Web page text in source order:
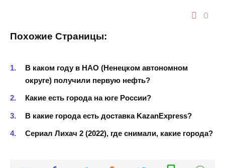
0
Похожие Страницы:
В каком году в НАО (Ненецком автономном
округе) получили первую нефть?
Какие есть города на юге России?
В какие города есть доставка KazanExpress?
Сериал Лихач 2 (2022), где снимали, какие города?